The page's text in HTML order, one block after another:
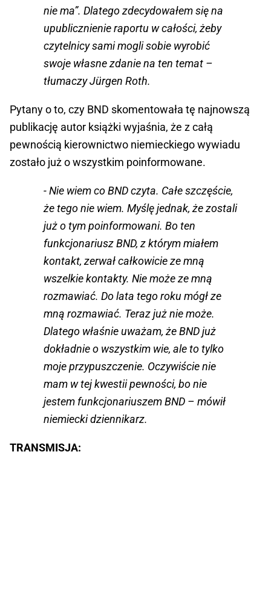
nie ma”. Dlatego zdecydowałem się na
upublicznienie raportu w całości, żeby
czytelnicy sami mogli sobie wyrobić
swoje własne zdanie na ten temat –
tłumaczy Jürgen Roth.
Pytany o to, czy BND skomentowała tę najnowszą
publikację autor książki wyjaśnia, że z całą
pewnością kierownictwo niemieckiego wywiadu
zostało już o wszystkim poinformowane.
- Nie wiem co BND czyta. Całe szczęście,
że tego nie wiem. Myślę jednak, że zostali
już o tym poinformowani. Bo ten
funkcjonariusz BND, z którym miałem
kontakt, zerwał całkowicie ze mną
wszelkie kontakty. Nie może ze mną
rozmawiać. Do lata tego roku mógł ze
mną rozmawiać. Teraz już nie może.
Dlatego właśnie uważam, że BND już
dokładnie o wszystkim wie, ale to tylko
moje przypuszczenie. Oczywiście nie
mam w tej kwestii pewności, bo nie
jestem funkcjonariuszem BND – mówił
niemiecki dziennikarz.
TRANSMISJA: